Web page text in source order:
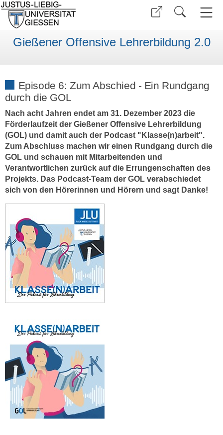
Gießener Offensive Lehrerbildung 2.0
Episode 6: Zum Abschied - Ein Rundgang
durch die GOL
Nach acht Jahren endet am 31. Dezember 2023 die
Förderlaufzeit der Gießener Offensive Lehrerbildung
(GOL) und damit auch der Podcast "Klasse(n)arbeit".
Zum Abschluss machen wir einen Rundgang durch die
GOL und schauen mit Mitarbeitenden und
Verantwortlichen zurück auf die Errungenschaften des
Projekts. Das Podcast-Team der GOL verabschiedet
sich von den Hörerinnen und Hörern und sagt Danke!